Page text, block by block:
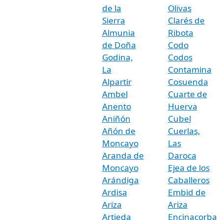
de la
Sierra
Almunia
de Doña
Godina,
La
Alpartir
Ambel
Anento
Aniñón
Añón de
Moncayo
Aranda de
Moncayo
Arándiga
Ardisa
Ariza
Artieda
Olivas
Clarés de
Ribota
Codo
Codos
Contamina
Cosuenda
Cuarte de
Huerva
Cubel
Cuerlas,
Las
Daroca
Ejea de los
Caballeros
Embid de
Ariza
Encinacorba